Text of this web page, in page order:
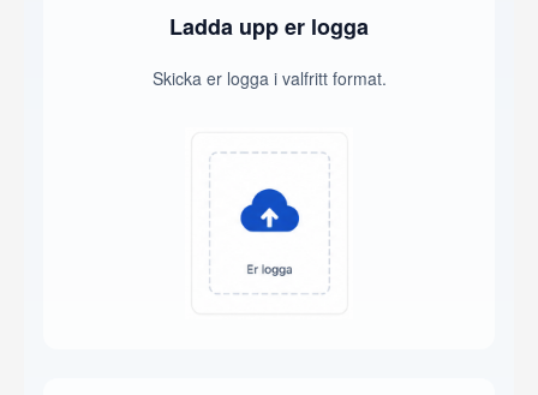
Ladda upp er logga
Skicka er logga i valfritt format.